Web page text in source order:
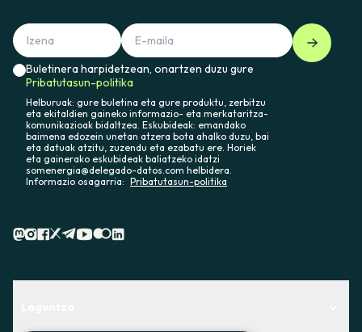
Buletinera harpidetzean, onartzen duzu gure
Pribatutasun-politika
Helburuak: gure buletina eta gure produktu, zerbitzu
eta ekitaldien gaineko informazio- eta merkataritza-
komunikazioak bidaltzea. Eskubideak: emandako
baimena edozein unetan atzera bota ahalko duzu, bai
eta datuak atzitu, zuzendu eta ezabatu ere. Horiek
eta gainerako eskubideak baliatzeko idatzi
somenergia@delegado-datos.com helbidera.
Informazio osagarria: Pribatutasun-politika